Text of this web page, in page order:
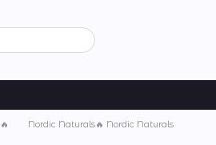
Nordic Naturals🔥 Nordic Naturals